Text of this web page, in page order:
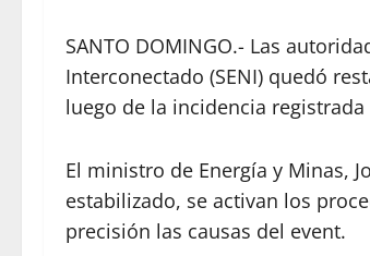
SANTO DOMINGO.- Las
Interconectado (SENI) quedó
luego de la incidencia
El ministro de Energía y Minas,
estabilizado, se activan los
precisión las causas del event.